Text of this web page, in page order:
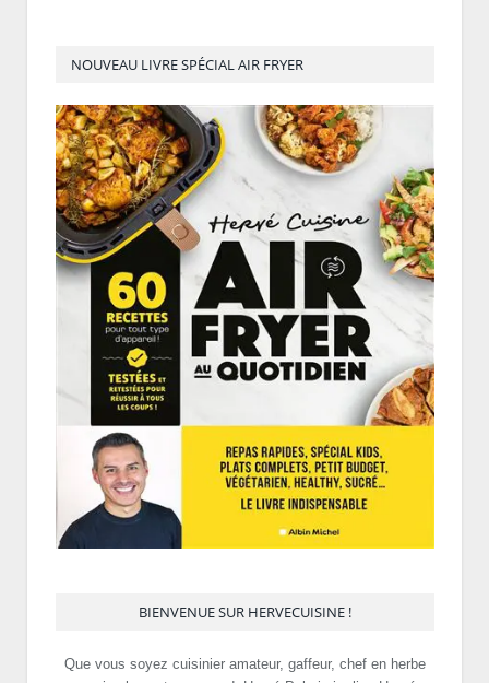
NOUVEAU LIVRE SPÉCIAL AIR FRYER
BIENVENUE SUR HERVECUISINE !
Que vous soyez cuisinier amateur, gaffeur, chef en herbe